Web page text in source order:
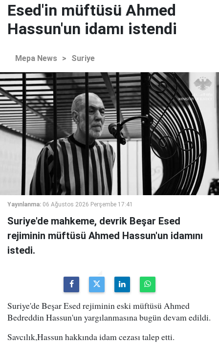
Esed'in müftüsü Ahmed
Hassun'un idamı istendi
Mepa News > Suriye
Yayınlanma: 06 Ağustos 2026 Perşembe 17:41
Suriye'de mahkeme, devrik Beşar Esed
rejiminin müftüsü Ahmed Hassun'un idamını
istedi.
Suriye'de Beşar Esed rejiminin eski müftüsü Ahmed
Bedreddin Hassun'un yargılanmasına bugün devam edildi.
Savcılık,Hassun hakkında idam cezası talep etti.